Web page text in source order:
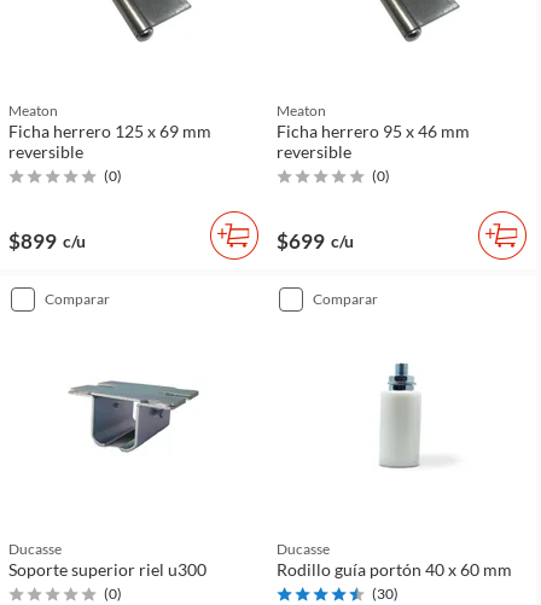
Meaton
Ficha herrero 125 x 69 mm
reversible
(0)
$899 c/u
Meaton
Ficha herrero 95 x 46 mm
reversible
(0)
$699 c/u
comparar
Ducasse
Soporte superior riel u300
(0)
comparar
Ducasse
Rodillo guía portón 40 x 60 mm
(30)